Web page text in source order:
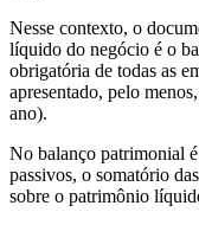
Nesse contexto, o
líquido do negócio é o
obrigatória de todas as
apresentado, pelo
ano).
No balanço patrimonial
passivos, o somatório
sobre o patrimônio